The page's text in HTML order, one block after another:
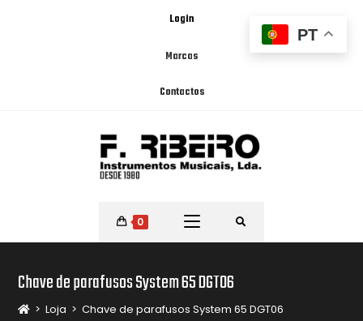
Login
Marcas
Contactos
0
Chave de parafusos System 65 DGT06
> Loja > Chave de parafusos System 65 DGT06
PT